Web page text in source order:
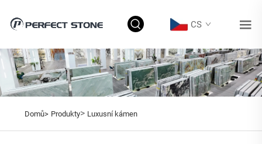
CS
Domů> Produkty> Luxusní kámen